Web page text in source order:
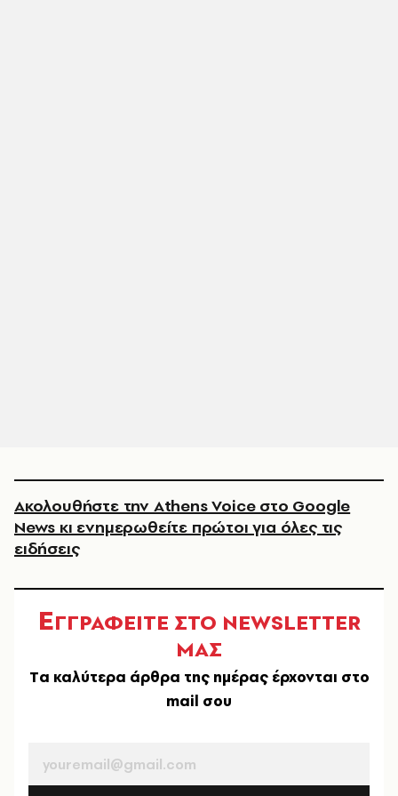
Ακολουθήστε την Athens Voice στο Google
News κι ενημερωθείτε πρώτοι για όλες τις
ειδήσεις
ΕΓΓΡΑΦΕΙΤΕ ΣΤΟ NEWSLETTER
ΜΑΣ
Tα καλύτερα άρθρα της ημέρας έρχονται στο
mail σου